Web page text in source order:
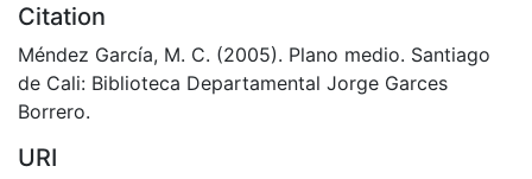
Citation
Méndez García, M. C. (2005). Plano medio. Santiago
de Cali: Biblioteca Departamental Jorge Garces
Borrero.
URI